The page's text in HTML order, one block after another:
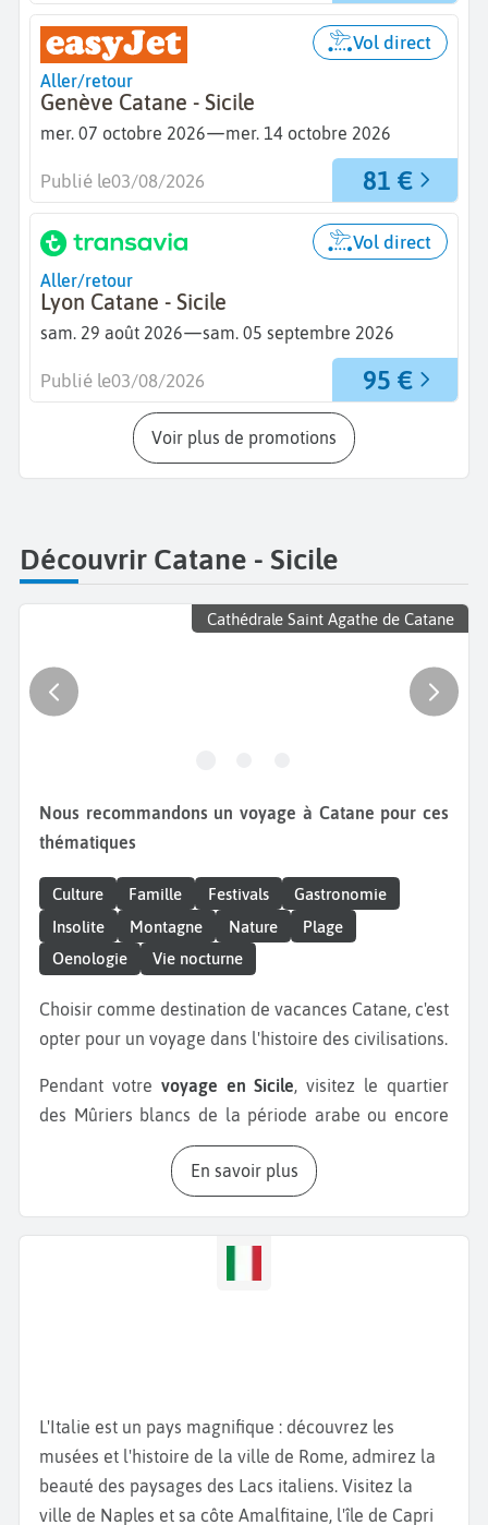
Aller/retour
Genève Catane - Sicile
mer. 07 octobre 2026—mer. 14 octobre 2026
Vol direct
81 €
Publié le03/08/2026
Aller/retour
Lyon Catane - Sicile
sam. 29 août 2026—sam. 05 septembre 2026
Vol direct
95 €
Publié le03/08/2026
Voir plus de promotions
Découvrir Catane - Sicile
Cathédrale Saint Agathe de Catane
Nous recommandons un voyage à Catane pour ces
thématiques
Culture Famille Festivals
Gastronomie
Insolite
Montagne Nature
Plage
Oenologie
Vie nocturne
Choisir comme destination de vacances Catane, c'est
opter pour un voyage dans l'histoire des civilisations.
Pendant votre voyage en Sicile, visitez le quartier
des Mûriers blancs de la période arabe ou encore
les absides du dôme du quartier de Civita d'héritage
normand. Pendant votre séjour à Catane
manquez pas le Théâtre Romain de Catane. Ce site
archéologique datant du IIème siècle après J.-C. est
la ville que vous trouverez la fontaine de l’éléphant
bâtie en roche volcanique et marbre blanc, symbole
de la ville. Selon une légende, l’éléphant aurait le
En savoir plus
L'Italie est un pays magnifique : découvrez les
musées et l'histoire de la ville de Rome, admirez la
beauté des paysages des Lacs italiens. Visitez la
ville de Naples et sa côte Amalfitaine, l'île de Capri